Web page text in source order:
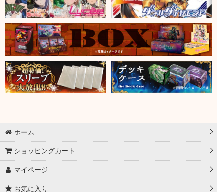
ホーム
ショッピングカート
マイページ
お気に入り